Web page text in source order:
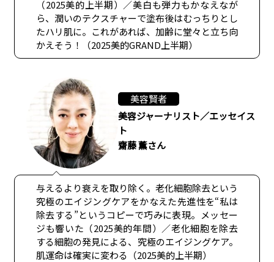
（2025美的上半期）／美白も弾力もかなえなが
ら、潤いのテクスチャーで塗布後はむっちりとし
たハリ肌に。これがあれば、加齢に堂々と立ち向
かえそう！（2025美的GRAND上半期）
美容賢者
美容ジャーナリスト／エッセイス
ト
齋藤 薫さん
与えるより衰えを取り除く。老化細胞除去という
究極のエイジングケアをかなえた先進性を“私は
除去する”というコピーで巧みに表現。メッセー
ジも響いた（2025美的年間）／老化細胞を除去
する細胞の発見による、究極のエイジングケア。
肌運命は確実に変わる（2025美的上半期）